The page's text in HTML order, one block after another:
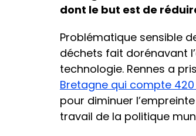
dont le but est de
Problématique sensible
déchets fait dorénavant
technologie. Rennes a
Bretagne qui compte
pour diminuer
travail de la politique